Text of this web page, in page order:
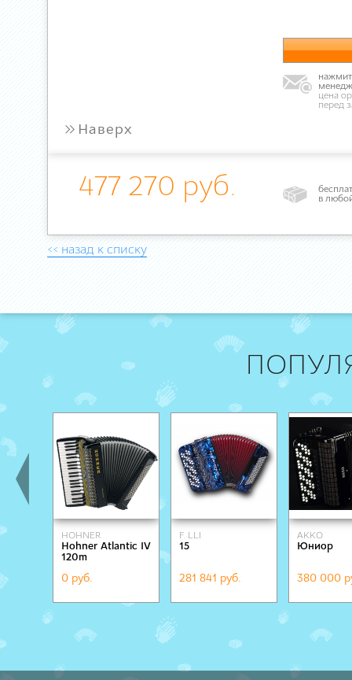
цена
перед
» Наверх
477 270 руб.
в
<< назад к списку
HOHNER
Hohner Atlantic IV
120m
0 руб.
F. LLI
ALESSANDRINI
15
281 841 руб.
AKKO
Юниор
380 000